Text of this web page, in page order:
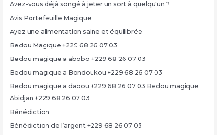
Avez-vous déjà songé à jeter un sort à quelqu'un ?
Avis Portefeuille Magique
Ayez une alimentation saine et équilibrée
Bedou Magique +229 68 26 07 03
Bedou magique a abobo +229 68 26 07 03
Bedou magique a Bondoukou +229 68 26 07 03
Bedou magique a dabou +229 68 26 07 03 Bedou magique
Abidjan +229 68 26 07 03
Bénédiction
Bénédiction de l’argent +229 68 26 07 03